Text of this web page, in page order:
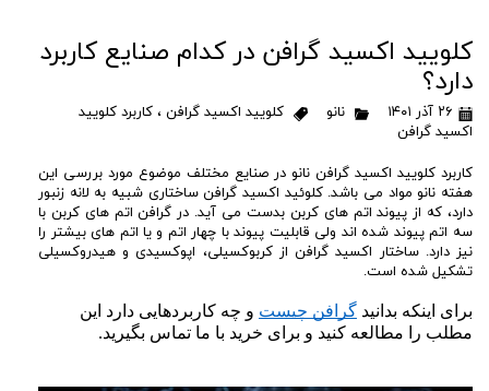
کلویید اکسید گرافن در کدام صنایع کاربرد
دارد؟
۲۶ آذر ۱۴۰۱ نانو کلویید اکسید گرافن ،کاربرد کلویید
اکسید گرافن
کاربرد کلویید اکسید گرافن نانو در صنایع مختلف موضوع مورد بررسی این
هفته نانو مواد می باشد. کلوئید اکسید گرافن ساختاری شبیه به لانه زنبور
دارد، که از پیوند اتم های کربن بدست می آید. در گرافن اتم های کربن با
سه اتم پیوند شده اند ولی قابلیت پیوند با چهار اتم و یا اتم های بیشتر را
نیز دارد. ساختار اکسید گرافن از کربوکسیلی، اپوکسیدی و هیدروکسیلی
تشکیل شده است.
برای اینکه بدانید گرافن چیست
مطلب را مطالعه کنید و برای خرید با ما تماس بگیرید.